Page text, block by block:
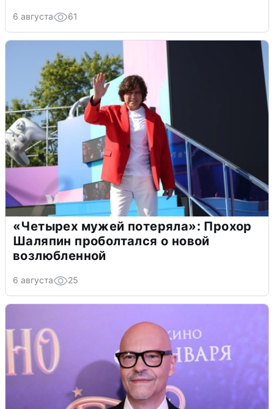
6 августа 61
«Четырех мужей потеряла»: Прохор
Шаляпин проболтался о новой
возлюбленной
6 августа 25